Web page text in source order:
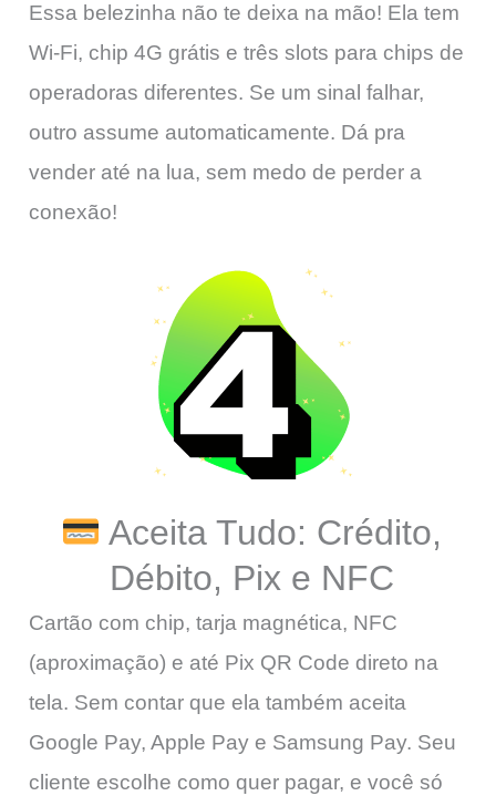
Essa belezinha não te deixa na mão! Ela tem
Wi-Fi, chip 4G grátis e três slots para chips de
operadoras diferentes. Se um sinal falhar,
outro assume automaticamente. Dá pra
vender até na lua, sem medo de perder a
conexão!
Aceita Tudo: Crédito,
Débito, Pix e NFC
Cartão com chip, tarja magnética, NFC
(aproximação) e até Pix QR Code direto na
tela. Sem contar que ela também aceita
Google Pay, Apple Pay e Samsung Pay. Seu
cliente escolhe como quer pagar, e você só